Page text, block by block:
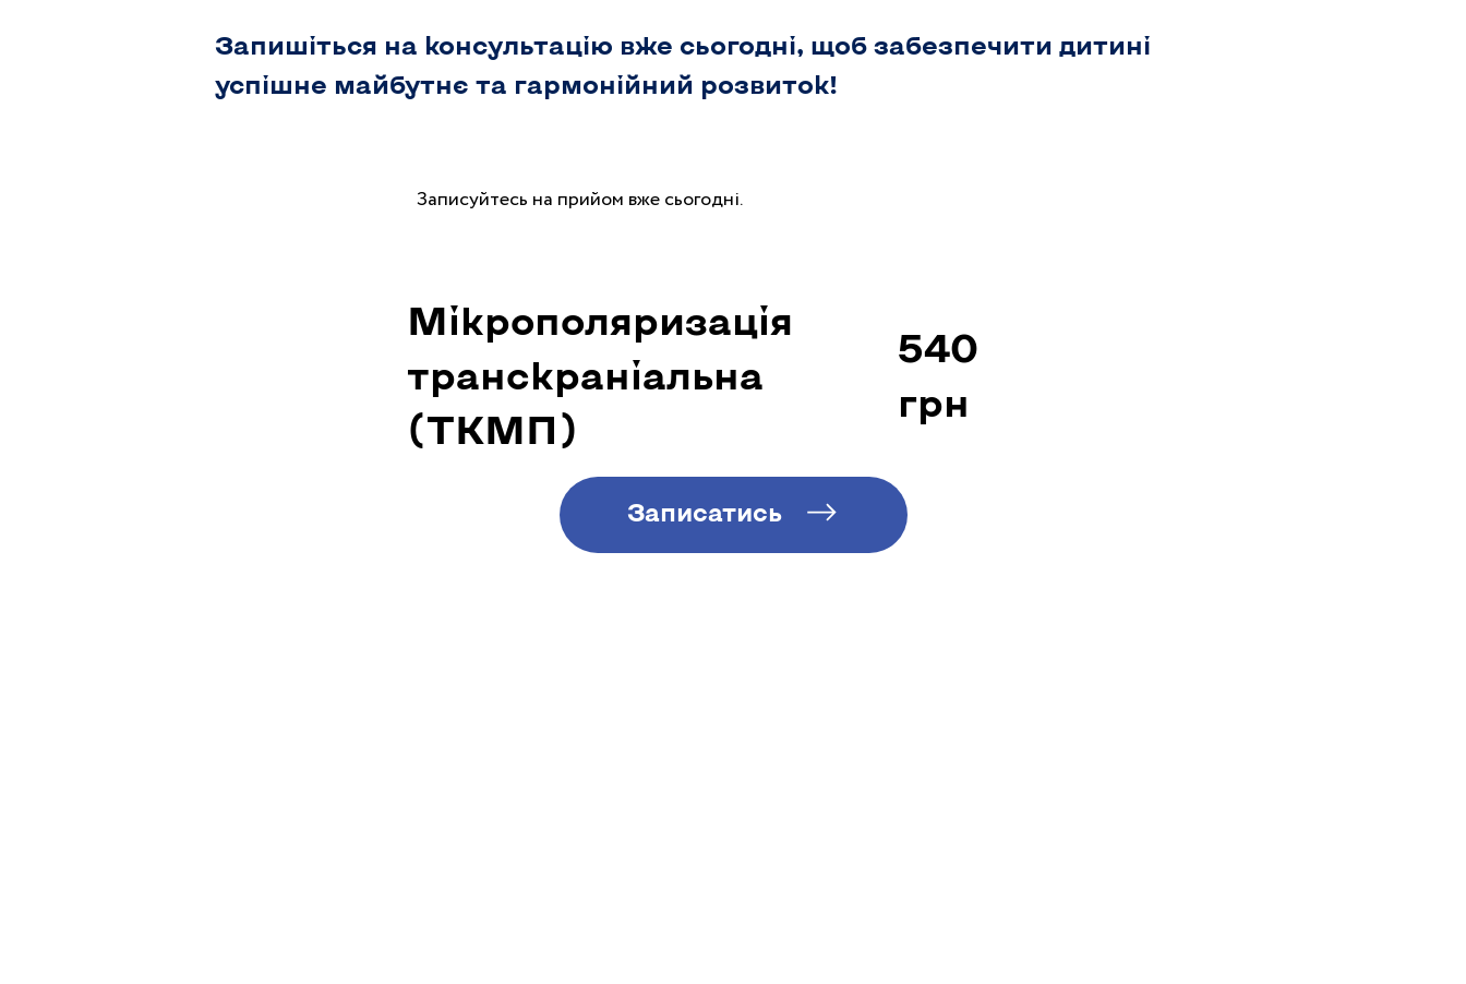
Запишіться на консультацію вже сьогодні, щоб забезпечити дитині
успішне майбутнє та гармонійний розвиток!
Записуйтесь на прийом вже сьогодні.
Мікрополяризація
транскраніальна
(ТКМП)
540
грн
Записатись